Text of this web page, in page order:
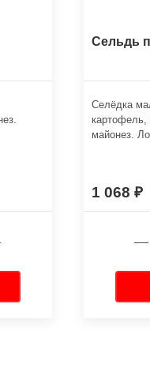
Сельдь
Селёдка
картофель,
майонез.
1 068